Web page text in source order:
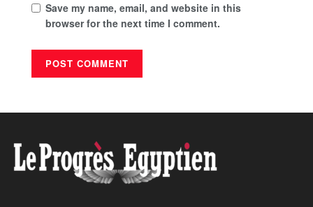
Save my name, email, and website in this
browser for the next time I comment.